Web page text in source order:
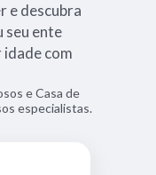
e descubra
seu ente
com
e Casa de
especialistas.